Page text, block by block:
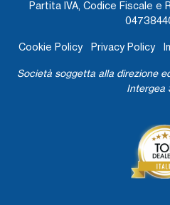
Partita IVA, Codice Fiscale e
Cookie Policy Privacy Policy
Società soggetta alla direzione
Intergea